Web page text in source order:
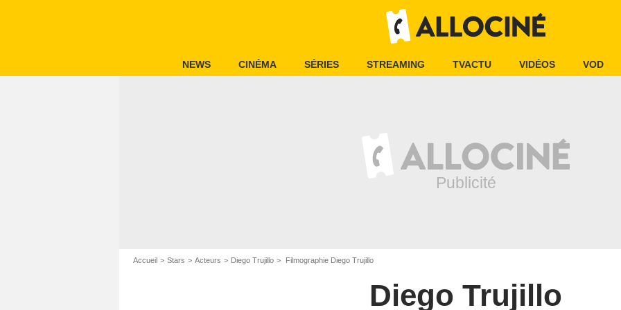
NEWS CINÉMA SÉRIES STREAMING TVACTU VIDÉOS VOD
Accueil Stars Acteurs Diego Trujillo Filmographie Diego Trujillo
Diego Trujillo